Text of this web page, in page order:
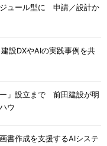
ュール型に 申請／設計か
設DXやAIの実践事例を共
」設立まで 前田建設が明
ウ
書作成を支援するAIシステ